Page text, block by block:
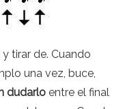
tirar de. Cuando
una vez, buce,
dudarlo entre el final